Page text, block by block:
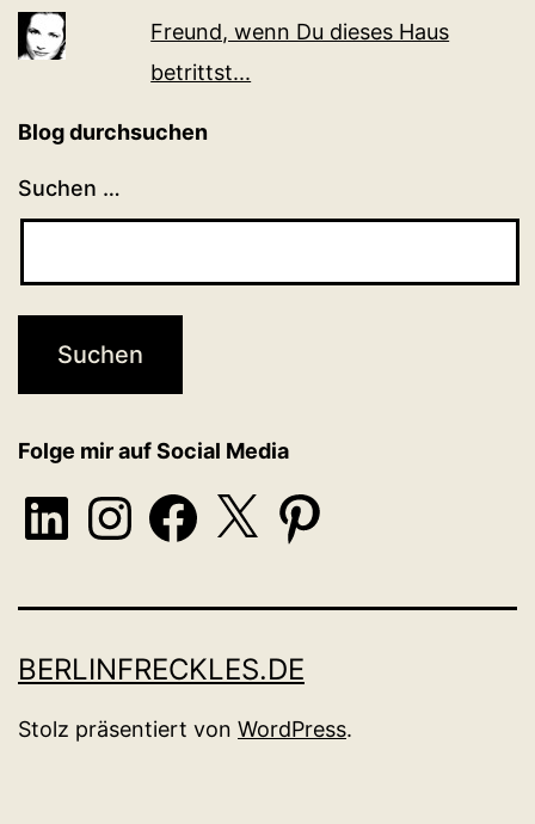
Freund, wenn Du dieses Haus
betrittst...
Blog durchsuchen
Suchen …
Folge mir auf Social Media
LinkedInInstagramFacebook
X Pinterest
BERLINFRECKLES.DE
Stolz präsentiert von WordPress.